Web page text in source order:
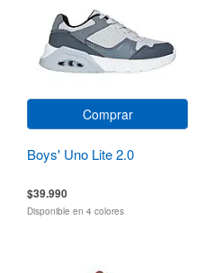
Comprar
Boys' Uno Lite 2.0
$39.990
Disponible en 4 colores